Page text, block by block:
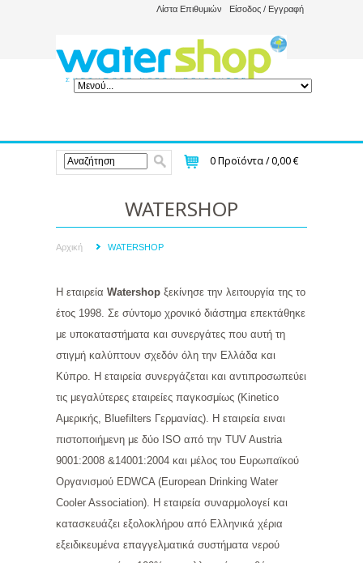
Λίστα Επιθυμιών Είσοδος / Εγγραφή
0Προϊόντα /0,00 €
WATERSHOP
Αρχική WATERSHOP
Η εταιρεία Watershop ξεκίνησε την λειτουργία της το
έτος 1998. Σε σύντομο χρονικό διάστημα επεκτάθηκε
με υποκαταστήματα και συνεργάτες που αυτή τη
στιγμή καλύπτουν σχεδόν όλη την Ελλάδα και
Κύπρο. Η εταιρεία συνεργάζεται και αντιπροσωπεύει
τις μεγαλύτερες εταιρείες παγκοσμίως (Kinetico
Αμερικής, Bluefilters Γερμανίας). Η εταιρεία ειναι
πιστοποιήμενη με δύο ISO από την TUV Austria
9001:2008 &14001:2004 και μέλος του Ευρωπαϊκού
Οργανισμού EDWCA (European Drinking Water
Cooler Association). Η εταιρεία συναρμολογεί και
κατασκευάζει εξολοκλήρου από Ελληνικά χέρια
εξειδικευμένα επαγγελματικά συστήματα νερού